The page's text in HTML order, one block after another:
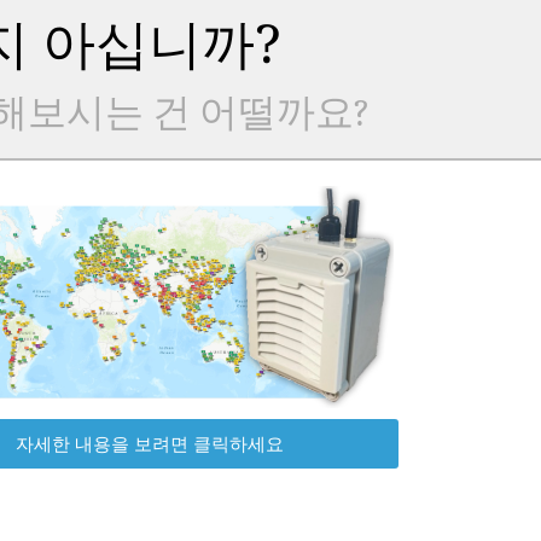
아십니까?
보시는 건 어떨까요?
자세한 내용을 보려면 클릭하세요